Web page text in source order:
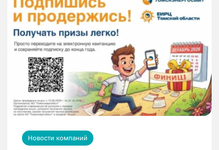
Новости компаний